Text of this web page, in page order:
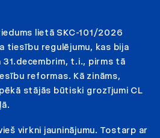
lietā SKC-101/2026
tiesību regulējumu, kas bija
t.i., pirms tā
reformas. Kā zināms,
stājās būtiski grozījumi CL
virkni jauninājumu. Tostarp ar